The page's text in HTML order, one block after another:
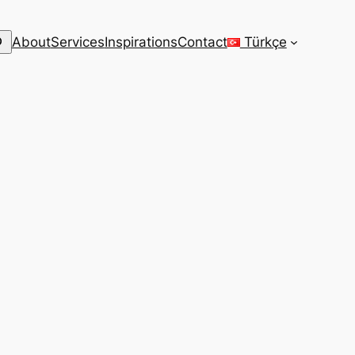
AboutServicesInspirationsContact Türkçe